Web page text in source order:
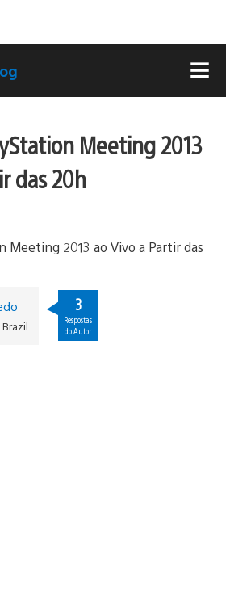
Meeting 2013
das 20h
3
Respostas
do Autor